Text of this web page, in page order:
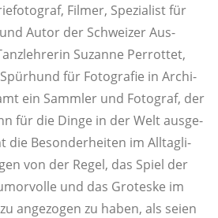
Fil­mer, Spe­zia­list für
Autor der Schwei­zer Aus­
Suzan­ne Per­rot­tet,
für Foto­gra­fie in Archi­
ein Samm­ler und Foto­graf, der
für die Din­ge in der Welt aus­ge­
die Beson­der­hei­ten im All­ta­gli­
von der Regel, das Spiel der
und das Gro­tes­ke im
ange­zo­gen zu haben, als sei­en